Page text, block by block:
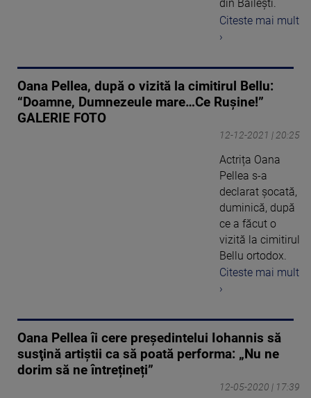
din Băileşti.
Citeste mai mult
›
Oana Pellea, după o vizită la cimitirul Bellu:
“Doamne, Dumnezeule mare…Ce Rușine!”
GALERIE FOTO
12-12-2021 | 20:25
Actrița Oana
Pellea s-a
declarat șocată,
duminică, după
ce a făcut o
vizită la cimitirul
Bellu ortodox.
Citeste mai mult
›
Oana Pellea îi cere preşedintelui Iohannis să
susţină artiştii ca să poată performa: „Nu ne
dorim să ne întrețineți”
12-05-2020 | 17:39